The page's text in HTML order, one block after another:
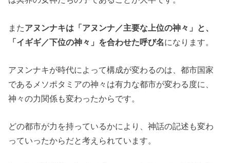
またアヌンナキは「アヌンナ／主要な上位の神々」と、
「イギギ／下位の神々」を合わせた呼び名になります。
アヌンナキが時代によって構成が変わるのは、都市国家
であるメソポタミアの神々は有力な都市が変わる度に、
神々の力関係も変わったからです。
どの都市が力を持っているかにより、神話の記述も変わ
っていったからだと考えられています。